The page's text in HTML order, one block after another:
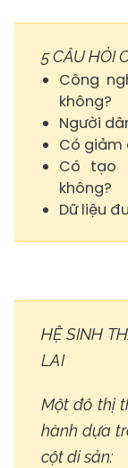
5 CÂU HỎI
Công
không?
Người
Có giảm
Có tạo
không?
Dữ liệu
HỆ SINH
LAI
Một đô thị
hành dựa
cột di sản: